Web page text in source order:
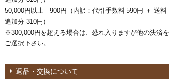
50,000円以上 900円（内訳：代引手数料 590円 ＋ 送料
追加分 310円）
※300,000円を超える場合は、恐れ入りますが他の決済を
ご選択下さい。
返品・交換について